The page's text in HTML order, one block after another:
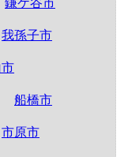
鎌ケ谷市
我孫子市
船橋市
市原市